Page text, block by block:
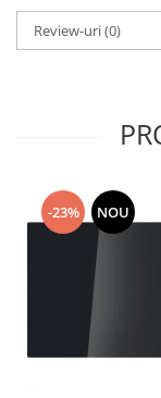
Review-uri(0)
-23% NOU